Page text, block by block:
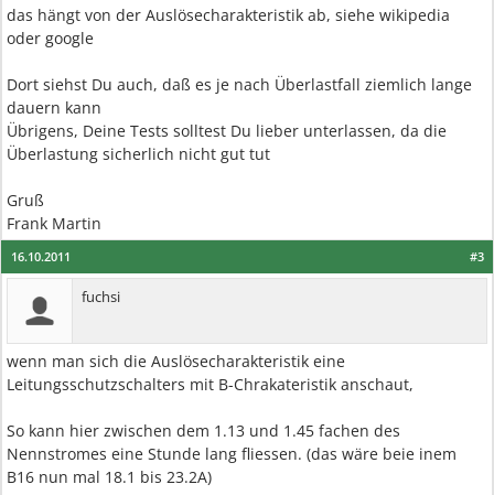
das hängt von der Auslösecharakteristik ab, siehe wikipedia
oder google
Dort siehst Du auch, daß es je nach Überlastfall ziemlich lange
dauern kann
Übrigens, Deine Tests solltest Du lieber unterlassen, da die
Überlastung sicherlich nicht gut tut
Gruß
Frank Martin
#3
16.10.2011
fuchsi
wenn man sich die Auslösecharakteristik eine
Leitungsschutzschalters mit B-Chrakateristik anschaut,
So kann hier zwischen dem 1.13 und 1.45 fachen des
Nennstromes eine Stunde lang fliessen. (das wäre beie inem
B16 nun mal 18.1 bis 23.2A)